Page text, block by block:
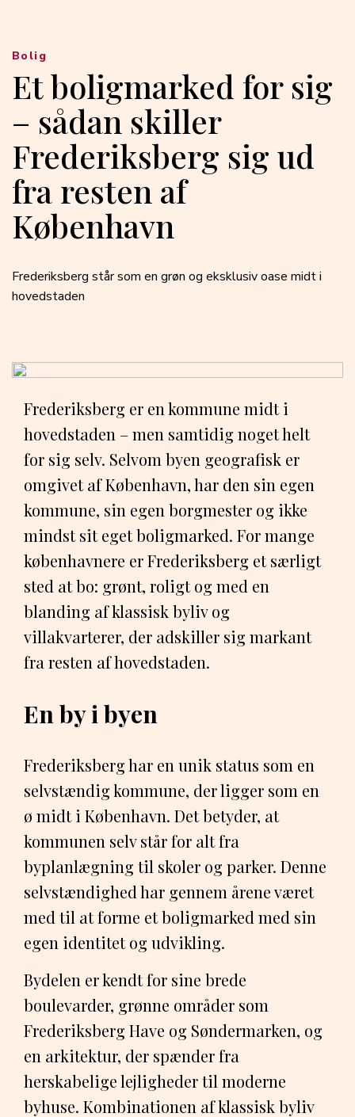
Et boligmarked for sig
– sådan skiller
Frederiksberg sig ud
fra resten af
København
Frederiksberg står som en grøn og eksklusiv oase midt i
hovedstaden
Bolig
Frederiksberg er en kommune midt i
hovedstaden – men samtidig noget helt
for sig selv. Selvom byen geografisk er
omgivet af København, har den sin egen
kommune, sin egen borgmester og ikke
mindst sit eget boligmarked. For mange
københavnere er Frederiksberg et særligt
sted at bo: grønt, roligt og med en
blanding af klassisk byliv og
villakvarterer, der adskiller sig markant
fra resten af hovedstaden.
En by i byen
Frederiksberg har en unik status som en
selvstændig kommune, der ligger som en
ø midt i København. Det betyder, at
kommunen selv står for alt fra
byplanlægning til skoler og parker. Denne
selvstændighed har gennem årene været
med til at forme et boligmarked med sin
egen identitet og udvikling.
Bydelen er kendt for sine brede
boulevarder, grønne områder som
Frederiksberg Have og Søndermarken, og
en arkitektur, der spænder fra
herskabelige lejligheder til moderne
byhuse. Kombinationen af klassisk byliv